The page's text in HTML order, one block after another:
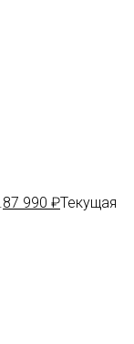
87 990 ₽Текущая